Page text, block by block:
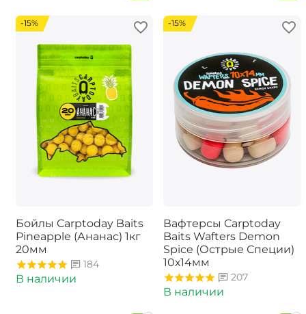
-15%
Бойлы Carptoday Baits
Pineapple (Ананас) 1кг
20мм
184
В наличии
-15%
Вафтерсы Carptoday
Baits Wafters Demon
Spice (Острые Специи)
10х14мм
207
В наличии